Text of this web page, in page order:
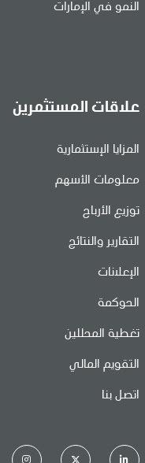
النمو في الإمارات
علاقات المستثمرين
المزايا الإستثمارية
معلومات الأسهم
توزيع الأرباح
التقارير والنتائج
الإعلانات
الحوكمة
تغطية المحللين
التقويم المالي
اتصل بنا